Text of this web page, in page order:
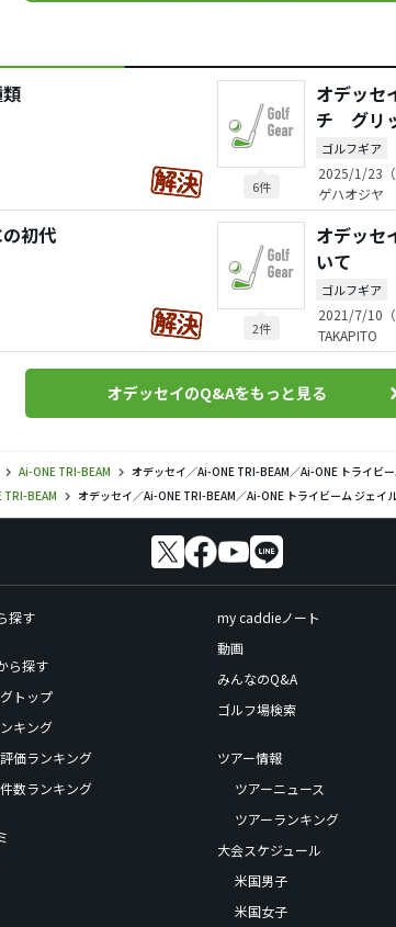
6件
オデッセ
チ グリ
ゴルフギア
2025/1/23
ゲハオジヤ
初代
2件
オデッセ
いて
ゴルフギア
2021/7/10
TAKAPITO
オデッセイのQ&Aをもっと見る
Ai-ONE TRI-BEAM
オデッセイ／Ai-ONE TRI-BEAM／Ai-ONE トライビ
TRI-BEAM オデッセイ／Ai-ONE TRI-BEAM／Ai-ONE トライビーム ジェイ
探す
ら探す
トップ
キング
価ランキング
数ランキング
my caddieノート
動画
みんなのQ&A
ゴルフ場検索
ツアー情報
ツアーニュース
ツアーランキング
大会スケジュール
米国男子
米国女子